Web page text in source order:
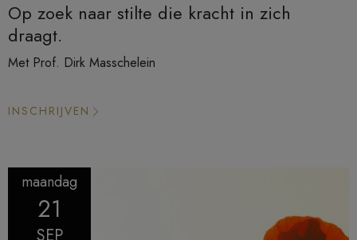
Op zoek naar stilte die kracht in zich
draagt.
Met Prof. Dirk Masschelein
INSCHRIJVEN
maandag
21